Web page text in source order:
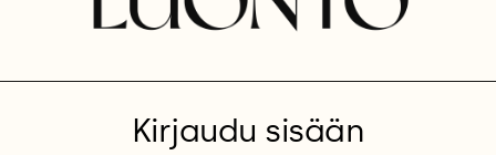
Kirjaudu sisään